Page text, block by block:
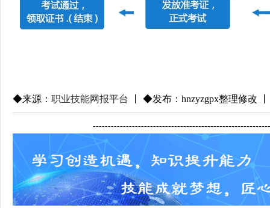
◆来源： 职业技能网报平台 丨 ◆发布：hnzyzgpx整理修改